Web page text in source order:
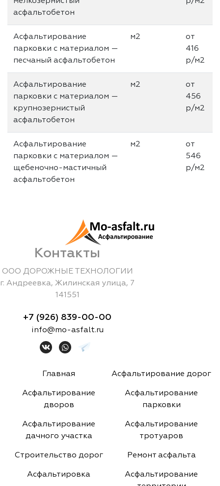
асфальтобетон
Асфальтирование
парковки с материалом —
песчаный асфальтобетон
м2
от
416
р/м2
Асфальтирование
парковки с материалом —
крупнозернистый
асфальтобетон
м2
от
456
р/м2
Асфальтирование
парковки с материалом —
щебеночно-мастичный
асфальтобетон
м2
от
546
р/м2
Контакты
ООО ДОРОЖНЫЕ ТЕХНОЛОГИИ
г. Андреевка, Жилинская улица, 7
141551
+7 (926) 839-00-00
info@mo-asfalt.ru
Главная Асфальтирование дорог
Асфальтирование
дворов
Асфальтирование
парковки
Асфальтирование
дачного участка
Асфальтирование
тротуаров
Строительство дорог Ремонт асфальта
Асфальтировка
Асфальтирование